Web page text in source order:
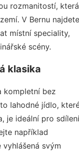
rozmanitostí, která
V Bernu najdete
místní speciality,
scény.
klasika
kompletní bez
lahodné jídlo,
je ideální pro sdílení
například
vyhlášená svým